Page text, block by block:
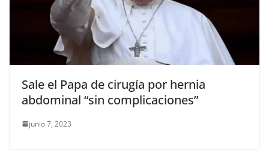
Sale el Papa de cirugía por hernia
abdominal “sin complicaciones”
junio 7, 2023